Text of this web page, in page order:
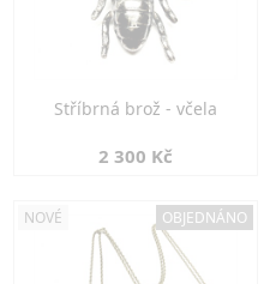
Stříbrná brož - včela
2 300 Kč
NOVÉ OBJEDNÁNO